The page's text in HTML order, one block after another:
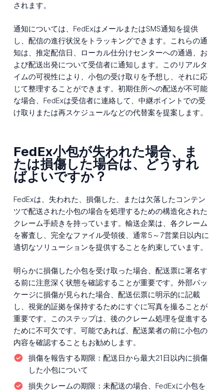
されます。
通知については、FedExはメールまたはSMS通知を提供
し、配信の進行状況をトラッキングできます。これらの通
知は、推定配信日、ローカル仕分けセンターへの通過、お
よび配送出発について受信者に通知します。このリアルタ
イムの可視性により、小包の受け取りを予想し、それに応
じて整理することができます。初期住所への配送が不可能
な場合、FedExは受信者に連絡して、中継ポイントでの受
け取りまたは再スケジュールなどの代替案を提案します。
FedEx小包が失われた場合、ま
たは損傷した場合は、どうすれ
ばよいですか？
FedExは、失われた、損傷した、または欠落したコンテン
ツで配送された小包の場合を処理するための構造化された
クレーム手続きを持っています。輸送企業は、各クレーム
を審査し、完全なファイル受領後、通常5～7営業日以内に
適切なソリューションを提供することを約束しています。
明らかに損傷した小包を受け取った場合、配送票に署名す
る前に注意深く状態を確認することが重要です。外部パッ
ケージに損傷が見られた場合、配送伝票に明示的に記載
し、視覚的証拠を保持するためにすぐに写真を撮ることが
重要です。このステップは、後のクレーム処理を促進する
ために不可欠です。可能であれば、配送業者の前に小包の
内容を確認することもお勧めします。
損傷を報告する期限： 配送日から最大21日以内に損傷
した小包について
損失クレームの期限： 未配送の場合、FedExに小包を